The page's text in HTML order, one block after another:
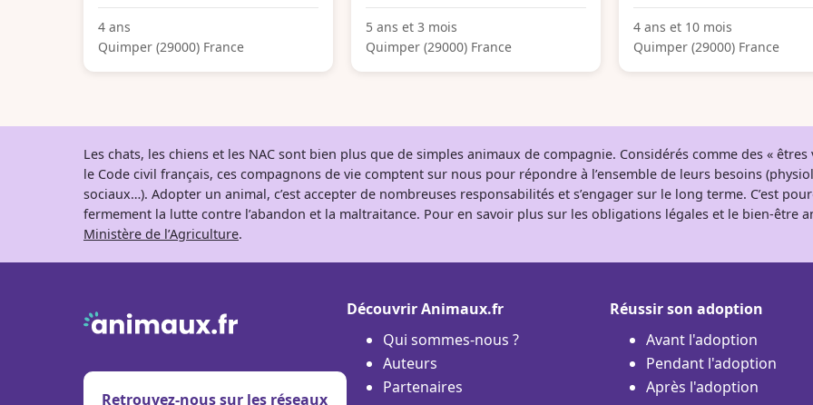
4 ans
Quimper (29000) France
5 ans et 3 mois
Quimper (29000) France
4 ans et 10 mois
Quimper (29000) France
Les chats, les chiens et les NAC sont bien plus que de simples animaux de compagnie. Considérés comme des «
le Code civil français, ces compagnons de vie comptent sur nous pour répondre à l’ensemble de leurs besoins
sociaux…). Adopter un animal, c’est accepter de nombreuses responsabilités et s’engager sur le long terme. C’est
fermement la lutte contre l’abandon et la maltraitance. Pour en savoir plus sur les obligations légales et le bien-être
Ministère de l’Agriculture.
Retrouvez-nous sur les réseaux
Découvrir Animaux.fr
Qui sommes-nous ?
Auteurs
Partenaires
Réussir son adoption
Avant l'adoption
Pendant l'adoption
Après l'adoption